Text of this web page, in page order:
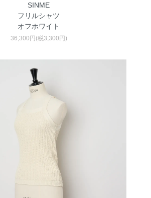
SINME
フリルシャツ
オフホワイト
36,300円(税3,300円)